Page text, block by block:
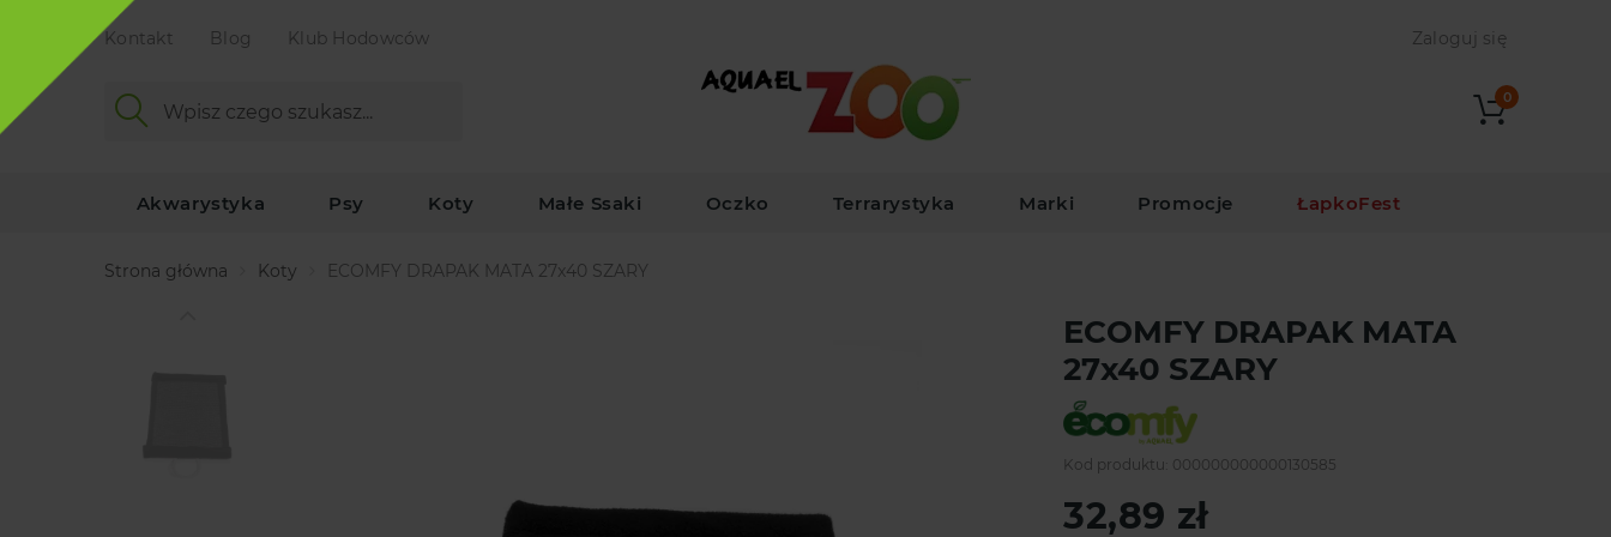
Kontakt Blog Klub Hodowców Zaloguj się
0
Akwarystyka Psy Koty Małe Ssaki Oczko Terrarystyka Marki Promocje ŁapkoFest
Strona główna Koty ECOMFY DRAPAK MATA 27x40 SZARY
ECOMFY DRAPAK MATA
27x40 SZARY
Kod produktu: 000000000000130585
32,89 zł